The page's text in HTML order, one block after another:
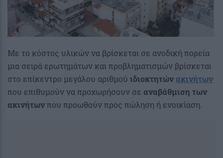
Με το κόστος υλικών να βρίσκεται σε ανοδική πορεία
μια σειρά ερωτημάτων και προβληματισμών βρίσκεται
στο επίκεντρο μεγάλου αριθμού ιδιοκτητώνακινήτων
που επιθυμούν να προχωρήσουν σε αναβάθμιση των
ακινήτωνπου προωθούν προς πώληση ή ενοικίαση.